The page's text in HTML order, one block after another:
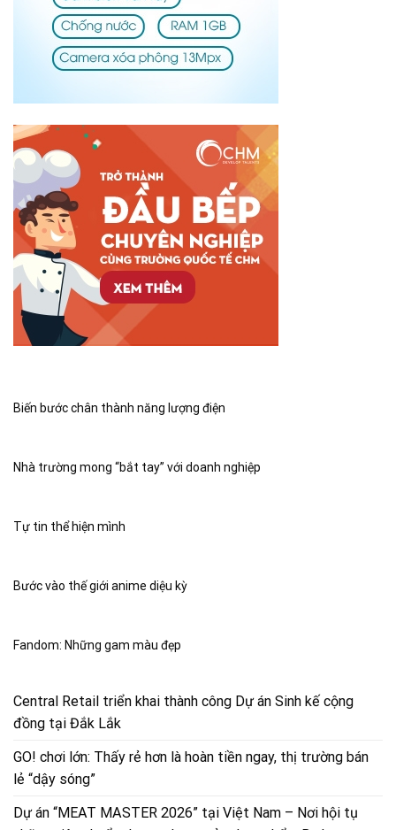
Biến bước chân thành năng lượng điện
Nhà trường mong “bắt tay” với doanh nghiệp
Tự tin thể hiện mình
Bước vào thế giới anime diệu kỳ
Fandom: Những gam màu đẹp
Central Retail triển khai thành công Dự án Sinh kế cộng
đồng tại Đắk Lắk
GO! chơi lớn: Thấy rẻ hơn là hoàn tiền ngay, thị trường bán
lẻ “dậy sóng”
Dự án “MEAT MASTER 2026” tại Việt Nam – Nơi hội tụ